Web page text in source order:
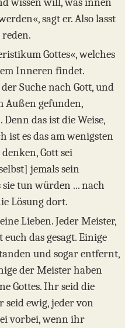
sagt er. Also lasst
Gottes«, welches
Inneren findet.
Suche nach Gott, und
Außen gefunden,
das ist die Weise,
ist es das am wenigsten
Gott sei
jemals sein
sie tun würden ... nach
Lösung dort.
Lieben. Jeder Meister,
das gesagt. Einige
und sogar entfernt,
der Meister haben
Gottes. Ihr seid die
seid ewig, jeder von
vorbei, wenn ihr